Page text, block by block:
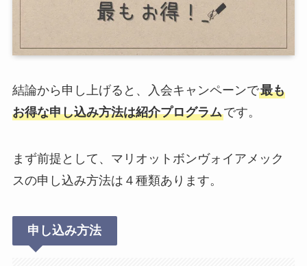
結論から申し上げると、入会キャンペーンで最も
お得な申し込み方法は紹介プログラムです。
まず前提として、マリオットボンヴォイアメック
スの申し込み方法は４種類あります。
申し込み方法